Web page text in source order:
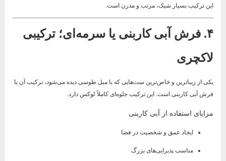
این ترکیب بسیار شیک، مرتب و مدرن است.
۴. فرش آبی کاربنی یا سرمه‌ای؛ ترکیبی
لاکچری
یکی از زیباترین و خاص‌ترین ست‌هایی که با مبل طوسی دیده می‌شود، ترکیب آن با
فرش آبی کاربنی است. این ترکیب جلوه‌ای کاملاً لوکس دارد.
مزایای استفاده از آبی کاربنی
ایجاد عمق و شخصیت در فضا
مناسب پذیرایی‌های بزرگ